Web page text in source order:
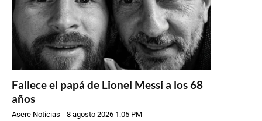
Fallece el papá de Lionel Messi a los 68
años
Asere Noticias -8 agosto 2026 1:05 PM